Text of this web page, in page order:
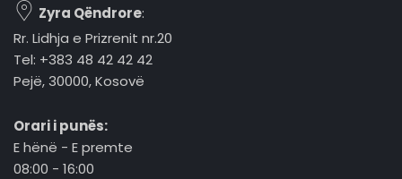
Zyra Qëndrore:
Rr. Lidhja e Prizrenit nr.20
Tel: +383 48 42 42 42
Pejë, 30000, Kosovë
Orari i punës:
E hënë - E premte
08:00 - 16:00